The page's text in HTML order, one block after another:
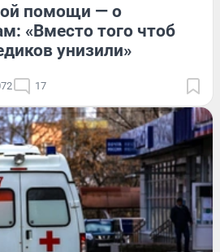
помощи — о
«Вместо того чтоб
унизили»
17